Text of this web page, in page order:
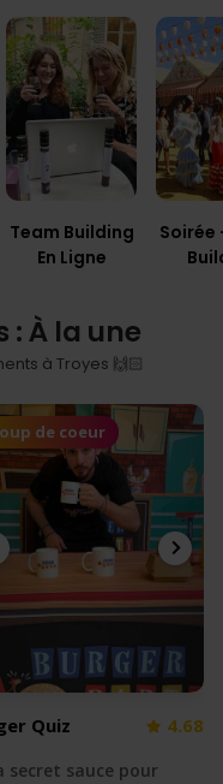
Team Building
En Ligne
Soirée
À la une
à Troyes 🙌🏻
de coeur
Quiz 4.68
secret sauce pour